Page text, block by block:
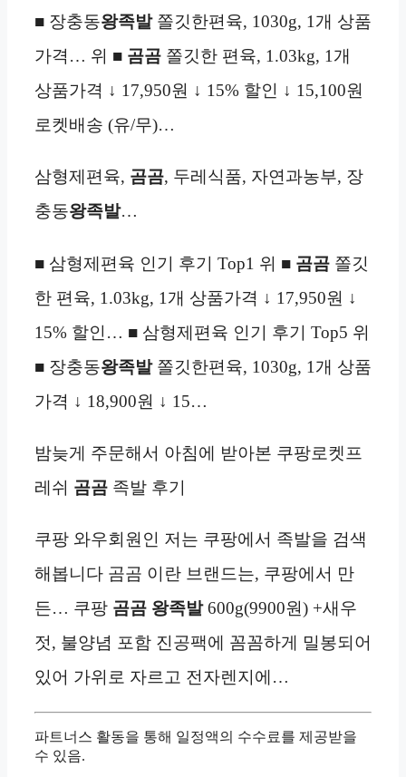
■ 장충동왕족발쫄깃한편육, 1030g, 1개 상품
가격… 위 ■ 곰곰 쫄깃한 편육, 1.03kg, 1개
상품가격 ↓ 17,950원 ↓ 15% 할인 ↓ 15,100원
로켓배송 (유/무)…
삼형제편육, 곰곰, 두레식품, 자연과농부, 장
충동왕족발…
■ 삼형제편육 인기 후기 Top1 위 ■ 곰곰 쫄깃
한 편육, 1.03kg, 1개 상품가격 ↓ 17,950원 ↓
15% 할인… ■ 삼형제편육 인기 후기 Top5 위
■ 장충동왕족발쫄깃한편육, 1030g, 1개 상품
가격 ↓ 18,900원 ↓ 15…
밤늦게 주문해서 아침에 받아본 쿠팡로켓프
레쉬 곰곰 족발 후기
쿠팡 와우회원인 저는 쿠팡에서 족발을 검색
해봅니다 곰곰 이란 브랜드는, 쿠팡에서 만
든… 쿠팡 곰곰 왕족발600g(9900원) +새우
젓, 불양념 포함 진공팩에 꼼꼼하게 밀봉되어
있어 가위로 자르고 전자렌지에…
파트너스 활동을 통해 일정액의 수수료를 제공받을
수 있음.